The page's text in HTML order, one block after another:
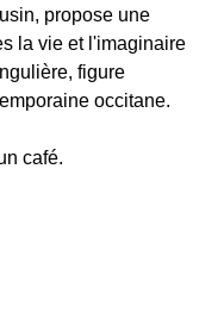
propose une
la vie et l'imaginaire
figure
occitane.
café.